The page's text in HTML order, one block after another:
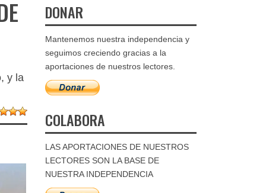
y la
DONAR
Mantenemos nuestra independencia y
seguimos creciendo gracias a la
aportaciones de nuestros lectores.
COLABORA
LAS APORTACIONES DE NUESTROS
LECTORES SON LA BASE DE
NUESTRA INDEPENDENCIA